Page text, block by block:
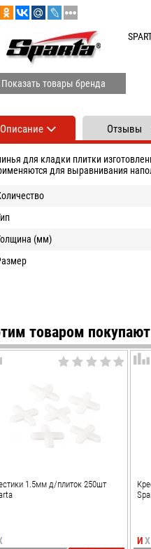
Показать товары бренда
Описание
для кладки плитки
для выравнивания
(мм)
Отзывы
товаром покупают
1.5мм д/плиток 250шт
И Х